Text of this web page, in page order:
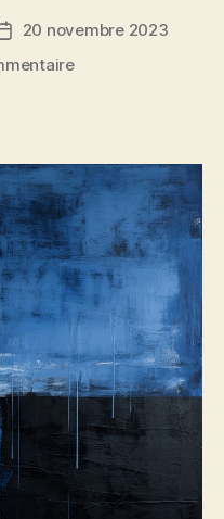
Date20 novembre 2023
sur